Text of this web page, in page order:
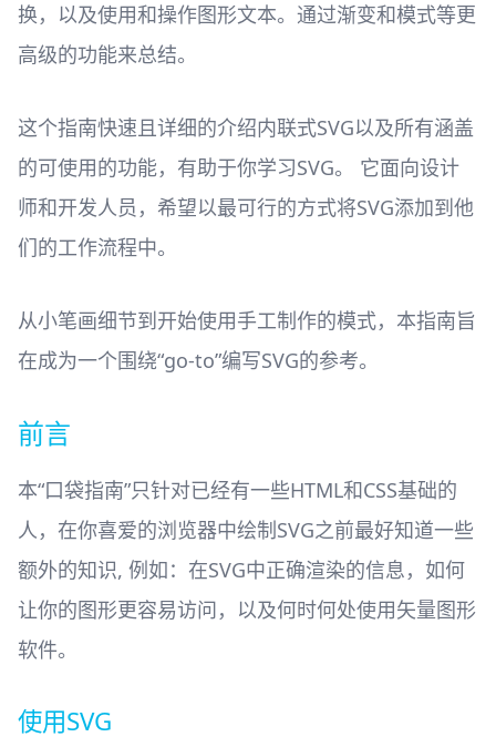
换，以及使用和操作图形文本。通过渐变和模式等更
高级的功能来总结。
这个指南快速且详细的介绍内联式SVG以及所有涵盖
的可使用的功能，有助于你学习SVG。 它面向设计
师和开发人员，希望以最可行的方式将SVG添加到他
们的工作流程中。
从小笔画细节到开始使用手工制作的模式，本指南旨
在成为一个围绕“go-to”编写SVG的参考。
前言
本“口袋指南”只针对已经有一些HTML和CSS基础的
人，在你喜爱的浏览器中绘制SVG之前最好知道一些
额外的知识, 例如：在SVG中正确渲染的信息，如何
让你的图形更容易访问，以及何时何处使用矢量图形
软件。
使用SVG